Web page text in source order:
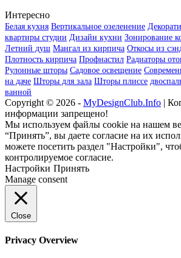
Интересно
Белая кухня Вертикальное озеленение
квартиры студии Дизайн кухни Зонирование
Летний душ Мангал из кирпича Откосы из
Плотность кирпича Профнастил Радиаторы
Рулонные шторы Садовое освещение
на даче Шторы для зала Шторы плиссе
ванной
Copyright © 2026 - MyDesignClub.Info |
информации запрещено!
Мы используем файлы cookie на нашем
“Принять”, вы даете согласие на их
можете посетить раздел "Настройки",
контролируемое согласие.
Настройки Принять
Manage consent
Close
Privacy Overview